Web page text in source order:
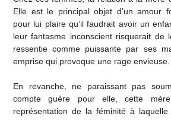
Elle est le principal objet d’un amour
pour lui plaire qu’il faudrait avoir un
leur fantasme inconscient risquerait de
ressentie comme puissante par ses
emprise qui provoque une rage envieuse.
En revanche, ne paraissant pas
compte guère pour elle, cette
représentation de la féminité à